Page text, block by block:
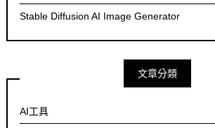
Stable Diffusion AI Image Generator
文章分類
AI工具